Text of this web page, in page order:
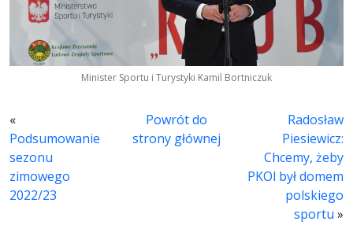
Minister Sportu i Turystyki Kamil Bortniczuk
«
Podsumowanie
sezonu
zimowego
2022/23
Powrót do
strony głównej
Radosław
Piesiewicz:
Chcemy, żeby
PKOl był domem
polskiego
sportu »